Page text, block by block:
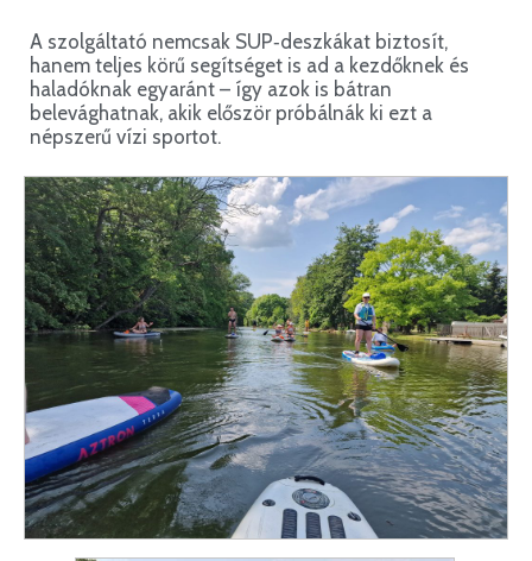
A szolgáltató nemcsak SUP‑deszkákat biztosít,
hanem teljes körű segítséget is ad a kezdőknek és
haladóknak egyaránt – így azok is bátran
belevághatnak, akik először próbálnák ki ezt a
népszerű vízi sportot.